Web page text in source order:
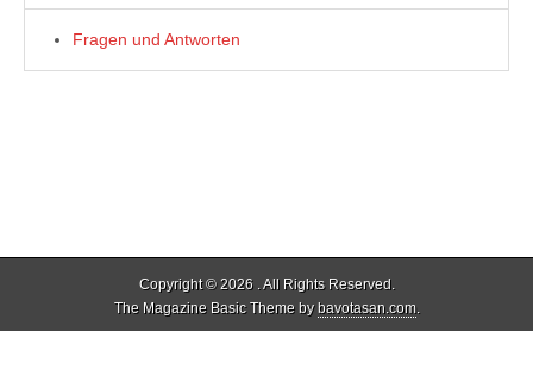
Fragen und Antworten
Copyright © 2026 . All Rights Reserved.
The Magazine Basic Theme bybavotasan.com.